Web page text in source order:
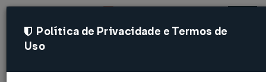
Acessar
Política de Privacidade e Termos de
Uso